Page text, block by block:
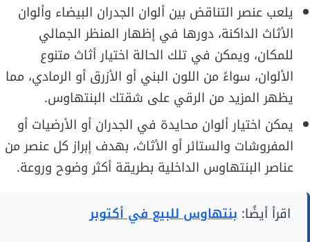
يلعب عنصر التناقض بين ألوان الجدران البيضاء وألوان
الأثاث الداكنة، دورها في إظهار المنظر الجمالي
للمكان، ويمكن في تلك الحالة اختيار أثاث متنوع
الألوان، سواءً من اللون البني أو الأزرق أو الرمادي، مما
يظهر المزيد من الرقي على شقتك البنتهاوس.
يمكن اختيار ألوان محايدة في الجدران أو الأرضيات أو
المفروشات والستائر أو الأثاث، بهدف إبراز كل عنصر من
عناصر البنتهاوس الداخلية بطريقة أكثر وضوح وروعة.
اقرأ أيضًا: بنتهاوس للبيع في أكتوبر